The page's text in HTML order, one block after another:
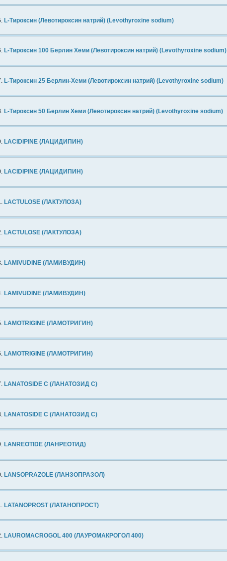
L-Тироксин (Левотироксин натрий) (Levothyroxine sodium)
L-Тироксин 100 Берлин Хеми (Левотироксин натрий) (Levothyroxine sodium)
L-Тироксин 25 Берлин-Хеми (Левотироксин натрий) (Levothyroxine sodium)
L-Тироксин 50 Берлин Хеми (Левотироксин натрий) (Levothyroxine sodium)
LACIDIPINE (ЛАЦИДИПИН)
LACIDIPINE (ЛАЦИДИПИН)
LACTULOSE (ЛАКТУЛОЗА)
LACTULOSE (ЛАКТУЛОЗА)
LAMIVUDINE (ЛАМИВУДИН)
LAMIVUDINE (ЛАМИВУДИН)
LAMOTRIGINE (ЛАМОТРИГИН)
LAMOTRIGINE (ЛАМОТРИГИН)
LANATOSIDE C (ЛАНАТОЗИД C)
LANATOSIDE C (ЛАНАТОЗИД C)
LANREOTIDE (ЛАНРЕОТИД)
LANSOPRAZOLE (ЛАНЗОПРАЗОЛ)
LATANOPROST (ЛАТАНОПРОСТ)
LAUROMACROGOL 400 (ЛАУРОМАКРОГОЛ 400)